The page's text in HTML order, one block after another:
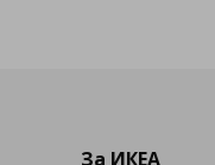
За ИКЕА